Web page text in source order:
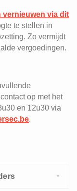
vernieuwen via dit
te stellen in
Zo vermijdt
vergoedingen.
op met het
en 12u30 via
.